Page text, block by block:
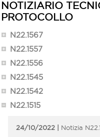
NOTIZIARIO
PROTOCOLLO
N22.1567
N22.1557
N22.1556
N22.1545
N22.1542
N22.1515
24/10/2022